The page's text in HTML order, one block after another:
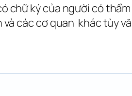
chữ ký của người có
các cơ quan khác tùy